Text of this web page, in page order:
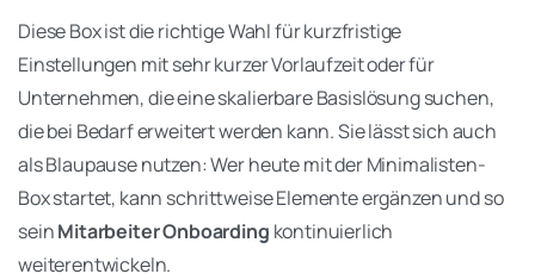
Diese Box ist die richtige Wahl für kurzfristige
Einstellungen mit sehr kurzer Vorlaufzeit oder für
Unternehmen, die eine skalierbare Basislösung suchen,
die bei Bedarf erweitert werden kann. Sie lässt sich auch
als Blaupause nutzen: Wer heute mit der Minimalisten-
Box startet, kann schrittweise Elemente ergänzen und so
seinMitarbeiter Onboarding kontinuierlich
weiterentwickeln.